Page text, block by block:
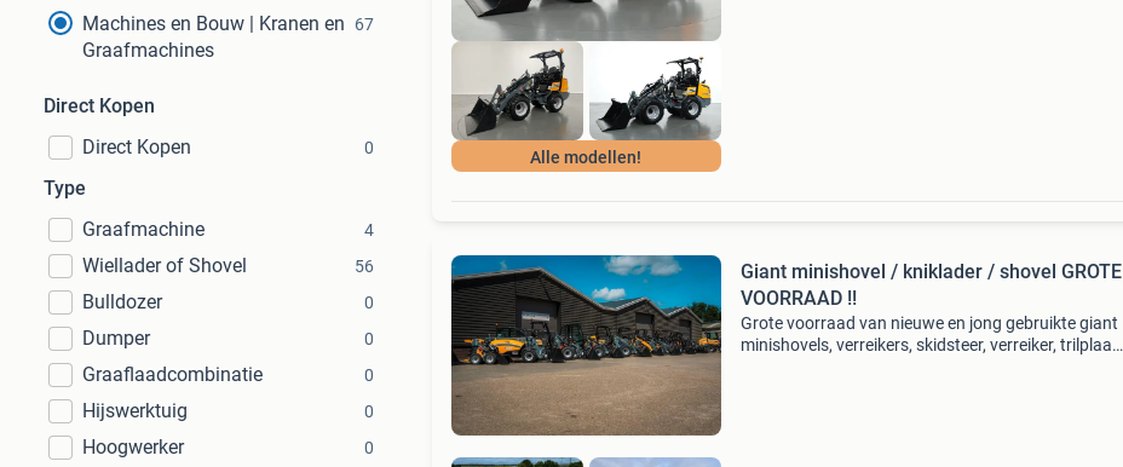
Machines en Bouw | Kranen en
Graafmachines
67
Direct Kopen
Direct Kopen
0
Type
Graafmachine
4
Wiellader of Shovel 56
Bulldozer 0
Dumper 0
Graaflaadcombinatie 0
Hijswerktuig 0
Hoogwerker 0
Alle modellen!
Giant minishovel / kniklader / shovel GROTE
VOORRAAD !!
Grote voorraad van nieuwe en jong gebruikte giant
minishovels, verreikers, skidsteer, verreiker, trilplaat,